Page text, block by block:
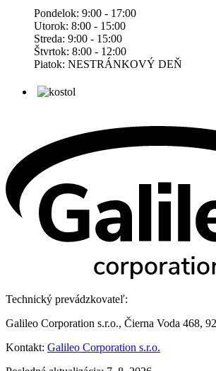
Pondelok: 9:00 - 17:00
Utorok: 8:00 - 15:00
Streda: 9:00 - 15:00
Štvrtok: 8:00 - 12:00
Piatok: NESTRÁNKOVÝ DEŇ
Technický prevádzkovateľ:
Galileo Corporation s.r.o., Čierna Voda 468,
Kontakt: Galileo Corporation s.r.o.